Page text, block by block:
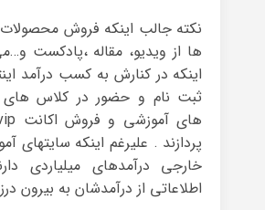
نکته جالب اینکه فروش محصولات
ها از ویدیو، مقاله ،پادکست
اینکه در کنارش به کسب درآمد
ثبت نام و حضور در کلاس های
پردازند . علیرغم اینکه سایتهای
خارجی درآمدهای میلیاردی
اطلاعاتی از درآمدشان به بیرون